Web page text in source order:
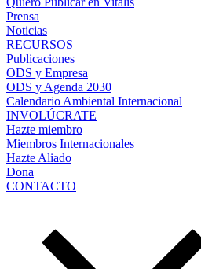
Prensa
Noticias
RECURSOS
Publicaciones
ODS y Empresa
ODS y Agenda 2030
Calendario Ambiental Internacional
INVOLÚCRATE
Hazte miembro
Miembros Internacionales
Hazte Aliado
Dona
CONTACTO